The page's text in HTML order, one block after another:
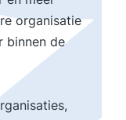
organisatie
binnen de